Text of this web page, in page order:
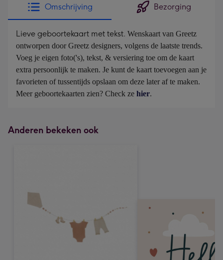
Omschrijving Bezorging
Lieve geboortekaart met tekst. Wenskaart van Greetz
ontworpen door Greetz designers, volgens de laatste trends.
Voeg je eigen foto('s), tekst, & versiering toe om de kaart
extra persoonlijk te maken. Je kunt de kaart toevoegen aan je
favorieten of tussentijds opslaan om deze later af te maken.
Meer geboortekaarten zien? Check ze hier.
Anderen bekeken ook